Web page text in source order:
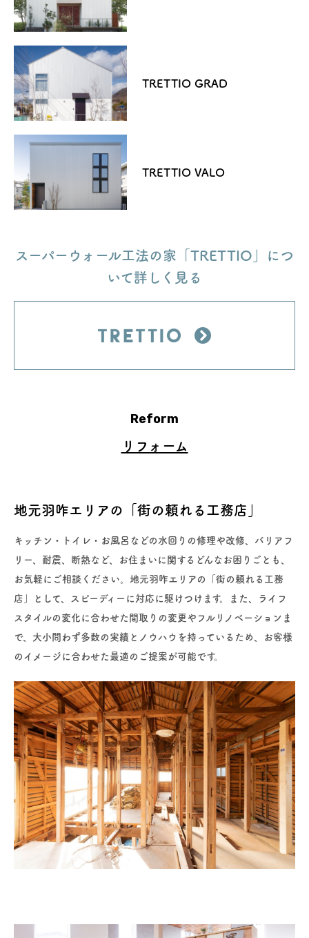
TRETTIO GRAD
TRETTIO VALO
スーパーウォール工法の家「TRETTIO」につ
いて詳しく見る
Reform
リフォーム
地元羽咋エリアの「街の頼れる工務店」
キッチン・トイレ・お風呂などの水回りの修理や改修、バリアフ
リー、 耐震、断熱など、お住まいに関するどんなお困りごとも、
お気軽にご相談ください。地元羽咋エリアの「街の頼れる工務
店」として、スピーディーに対応に駆けつけます。また、ライフ
スタイルの変化に合わせた間取りの変更やフルリノベーションま
で、大小問わず多数の実績とノウハウを持っているため、お客様
のイメージに合わせた最適のご提案が可能です。